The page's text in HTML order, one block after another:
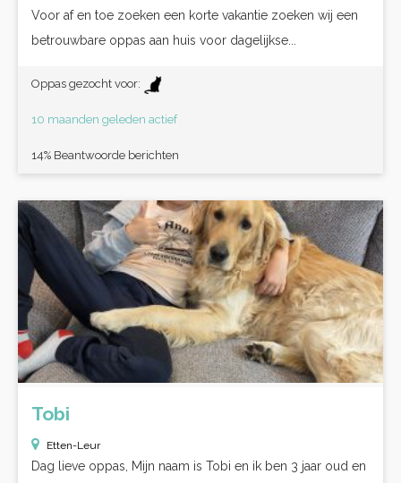
Voor af en toe zoeken een korte vakantie zoeken wij een
betrouwbare oppas aan huis voor dagelijkse...
Oppas gezocht voor:
10 maanden geleden actief
14% Beantwoorde berichten
Tobi
Etten-Leur
Dag lieve oppas, Mijn naam is Tobi en ik ben 3 jaar oud en